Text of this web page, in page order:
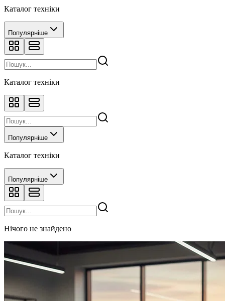
Каталог техніки
Популярніше
Каталог техніки
Популярніше
Каталог техніки
Популярніше
Нічого не знайдено